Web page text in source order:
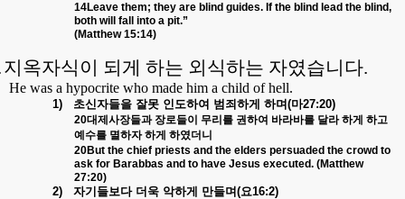
14Leave them; they are blind guides. If the blind lead the blind,
both will fall into a pit.”
(Matthew 15:14)
지옥자식이 되게 하는 외식하는 자였습니다.
He was a hypocrite who made him a child of hell.
1) 초신자들을 잘못 인도하여 범죄하게 하며 (마27:20)
20대제사장들과 장로들이 무리를 권하여 바라바를 달라 하게 하고
예수를 멸하자 하게 하였더니
20But the chief priests and the elders persuaded the crowd to
ask for Barabbas and to have Jesus executed. (Matthew
27:20)
2) 자기들보다 더욱 악하게 만들며 (요16:2)